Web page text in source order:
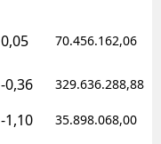
0,05 70.456.162,06
-0,36 329.636.288,88
-1,10 35.898.068,00